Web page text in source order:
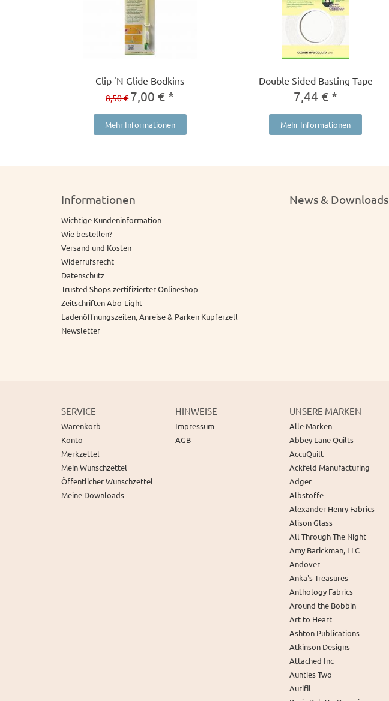
Clip 'N Glide Bodkins
8,50 € 7,00 € *
Mehr Informationen
Double Sided Basting Tape
7,44 € *
Mehr Informationen
Informationen
Wichtige Kundeninformation
Wie bestellen?
Versand und Kosten
Widerrufsrecht
Datenschutz
Trusted Shops zertifizierter Onlineshop
Zeitschriften Abo-Light
Ladenöffnungszeiten, Anreise & Parken Kupferzell
Newsletter
News & Downloads
SERVICE
Warenkorb
Konto
Merkzettel
Mein Wunschzettel
Öffentlicher Wunschzettel
Meine Downloads
HINWEISE
Impressum
AGB
UNSERE MARKEN
Alle Marken
Abbey Lane Quilts
AccuQuilt
Ackfeld Manufacturing
Adger
Albstoffe
Alexander Henry Fabrics
Alison Glass
All Through The Night
Amy Barickman, LLC
Andover
Anka's Treasures
Anthology Fabrics
Around the Bobbin
Art to Heart
Ashton Publications
Atkinson Designs
Attached Inc
Aunties Two
Aurifil